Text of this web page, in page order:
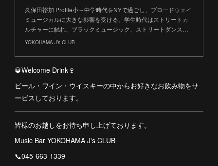
久保田裕加 Profile小～中学時代をNYで過ごし、ブロードウェイ
ミュージカルに大きな影響を受ける。学生時代はストリートカ
ルチャーに触れ、ブラックミュージック、ストリートダンス…
YOKOHAMA J’s CLUB
🥃Welcome Drink🍷
ビール・ワイン・ウイスキーの中からお好きなお飲み物をサ
ービスしております。
皆様のお越しをお待ち申し上げております。
Music Bar YOKOHAMA J's CLUB
📞045-663-1339